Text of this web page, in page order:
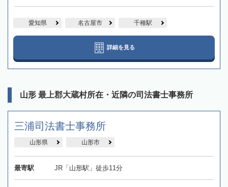
愛知県 名古屋市 千種駅
詳細を見る
山形 最上郡大蔵村所在・近隣の司法書士事務所
三浦司法書士事務所
山形県 山形市
最寄駅 JR「山形駅」徒歩11分